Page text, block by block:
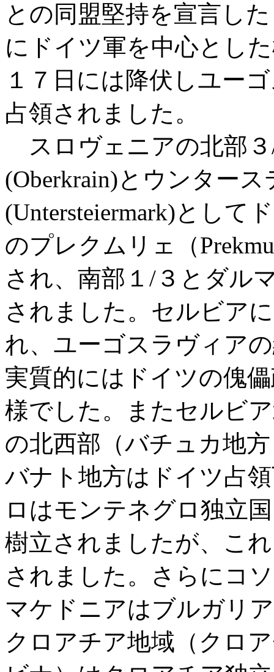
との同盟堅持を宣言し
にドイツ軍を中心とし
１７日には降伏しユー
占領されました。
スロヴェニアの北部
(Oberkrain)とウンター
(Untersteiermark)として
のプレクムリェ（
され、南部１/３とダル
されました。セルビア
れ、ユーゴスラヴィア
実質的にはドイツの傀
様でした。またセルビ
の北西部（バチュカ地
バナト地方はドイツ占
ロはモンテネグロ独立
樹立されましたが、こ
されました。さらにコ
マケドニアはブルガリ
クロアチア地域（クロ